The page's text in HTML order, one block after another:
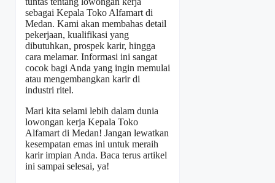
sebagai Kepala Toko Alfamart di
Medan. Kami akan membahas detail
pekerjaan, kualifikasi yang
dibutuhkan, prospek karir, hingga
cara melamar. Informasi ini sangat
cocok bagi Anda yang ingin memulai
atau mengembangkan karir di
industri ritel.
Mari kita selami lebih dalam dunia
lowongan kerja Kepala Toko
Alfamart di Medan! Jangan lewatkan
kesempatan emas ini untuk meraih
karir impian Anda. Baca terus artikel
ini sampai selesai, ya!